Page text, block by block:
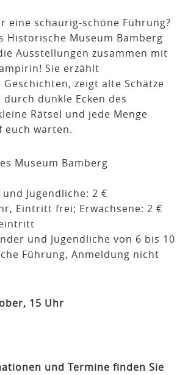
eine schaurig-schöne Führung?
Historische Museum Bamberg
Ausstellungen zusammen mit
Sie erzählt
zeigt alte Schätze
dunkle Ecken des
Rätsel und jede Menge
euch warten.
Museum Bamberg
Jugendliche: 2 €
Eintritt frei; Erwachsene: 2 €
und Jugendliche von 6 bis 10
Führung, Anmeldung nicht
15 Uhr
und Termine finden Sie